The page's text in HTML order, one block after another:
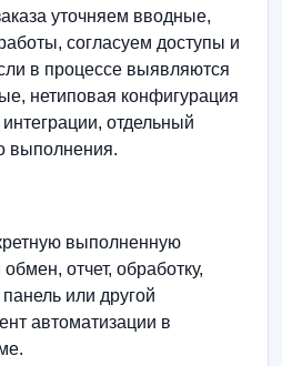
уточняем вводные,
согласуем доступы и
в процессе выявляются
нетиповая конфигурация
отдельный
выполнения.
выполненную
отчет, обработку,
или другой
автоматизации в